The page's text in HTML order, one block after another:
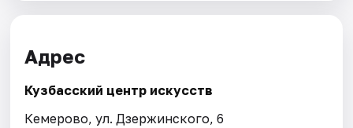
Адрес
Кузбасский центр искусств
Кемерово, ул. Дзержинского, 6